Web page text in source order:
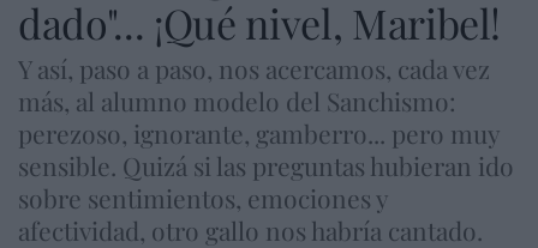
dado"... ¡Qué nivel, Maribel!
Y así, paso a paso, nos acercamos, cada vez
más, al alumno modelo del Sanchismo:
perezoso, ignorante, gamberro... pero muy
sensible. Quizá si las preguntas hubieran ido
sobre sentimientos, emociones y
afectividad, otro gallo nos habría cantado.